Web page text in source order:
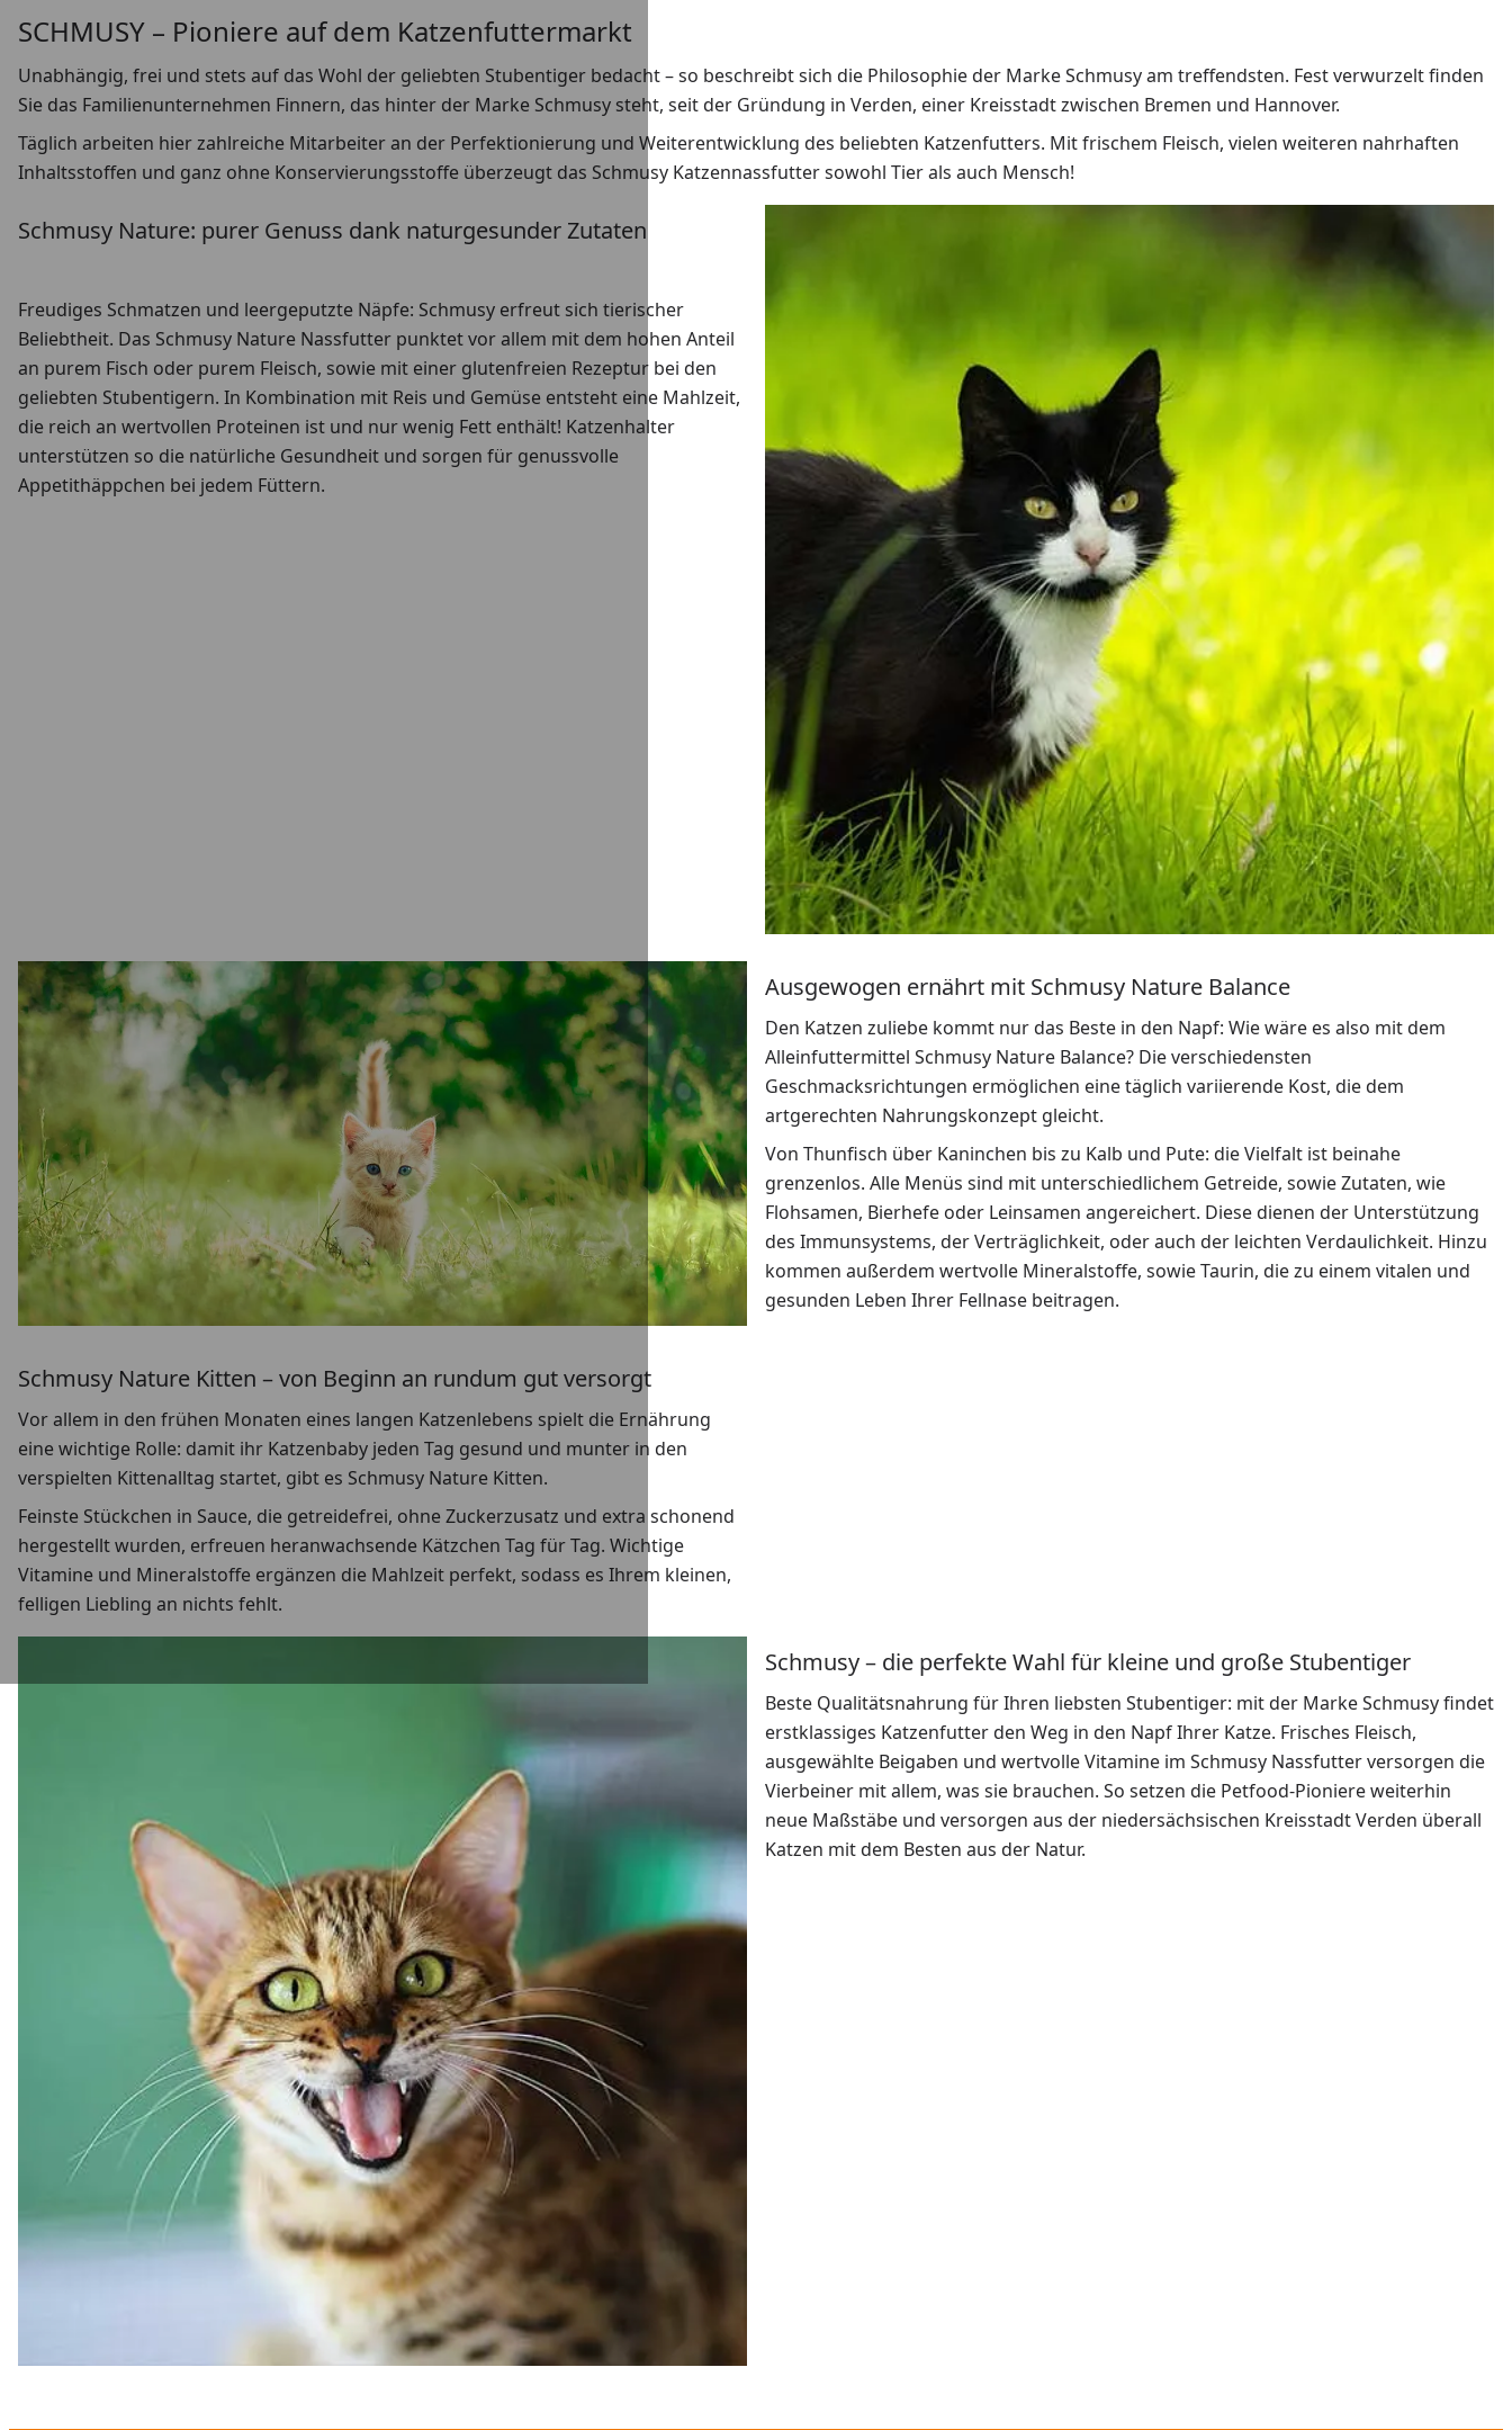
SCHMUSY – Pioniere auf dem Katzenfuttermarkt
Unabhängig, frei und stets auf das Wohl der geliebten Stubentiger bedacht – so beschreibt sich die Philosophie der Marke Schmusy am treffendsten. Fest verwurzelt finden
Sie das Familienunternehmen Finnern, das hinter der Marke Schmusy steht, seit der Gründung in Verden, einer Kreisstadt zwischen Bremen und Hannover.
Täglich arbeiten hier zahlreiche Mitarbeiter an der Perfektionierung und Weiterentwicklung des beliebten Katzenfutters. Mit frischem Fleisch, vielen weiteren nahrhaften
Inhaltsstoffen und ganz ohne Konservierungsstoffe überzeugt das Schmusy Katzennassfutter sowohl Tier als auch Mensch!
Schmusy Nature: purer Genuss dank naturgesunder Zutaten
Freudiges Schmatzen und leergeputzte Näpfe: Schmusy erfreut sich tierischer
Beliebtheit. Das Schmusy Nature Nassfutter punktet vor allem mit dem hohen Anteil
an purem Fisch oder purem Fleisch, sowie mit einer glutenfreien Rezeptur bei den
geliebten Stubentigern. In Kombination mit Reis und Gemüse entsteht eine Mahlzeit,
die reich an wertvollen Proteinen ist und nur wenig Fett enthält! Katzenhalter
unterstützen so die natürliche Gesundheit und sorgen für genussvolle
Appetithäppchen bei jedem Füttern.
Ausgewogen ernährt mit Schmusy Nature Balance
Den Katzen zuliebe kommt nur das Beste in den Napf: Wie wäre es also mit dem
Alleinfuttermittel Schmusy Nature Balance? Die verschiedensten
Geschmacksrichtungen ermöglichen eine täglich variierende Kost, die dem
artgerechten Nahrungskonzept gleicht.
Von Thunfisch über Kaninchen bis zu Kalb und Pute: die Vielfalt ist beinahe
grenzenlos. Alle Menüs sind mit unterschiedlichem Getreide, sowie Zutaten, wie
Flohsamen, Bierhefe oder Leinsamen angereichert. Diese dienen der Unterstützung
des Immunsystems, der Verträglichkeit, oder auch der leichten Verdaulichkeit. Hinzu
kommen außerdem wertvolle Mineralstoffe, sowie Taurin, die zu einem vitalen und
gesunden Leben Ihrer Fellnase beitragen.
Schmusy Nature Kitten – von Beginn an rundum gut versorgt
Vor allem in den frühen Monaten eines langen Katzenlebens spielt die Ernährung
eine wichtige Rolle: damit ihr Katzenbaby jeden Tag gesund und munter in den
verspielten Kittenalltag startet, gibt es Schmusy Nature Kitten.
Feinste Stückchen in Sauce, die getreidefrei, ohne Zuckerzusatz und extra schonend
hergestellt wurden, erfreuen heranwachsende Kätzchen Tag für Tag. Wichtige
Vitamine und Mineralstoffe ergänzen die Mahlzeit perfekt, sodass es Ihrem kleinen,
felligen Liebling an nichts fehlt.
Schmusy – die perfekte Wahl für kleine und große Stubentiger
Beste Qualitätsnahrung für Ihren liebsten Stubentiger: mit der Marke Schmusy findet
erstklassiges Katzenfutter den Weg in den Napf Ihrer Katze. Frisches Fleisch,
ausgewählte Beigaben und wertvolle Vitamine im Schmusy Nassfutter versorgen die
Vierbeiner mit allem, was sie brauchen. So setzen die Petfood-Pioniere weiterhin
neue Maßstäbe und versorgen aus der niedersächsischen Kreisstadt Verden überall
Katzen mit dem Besten aus der Natur.